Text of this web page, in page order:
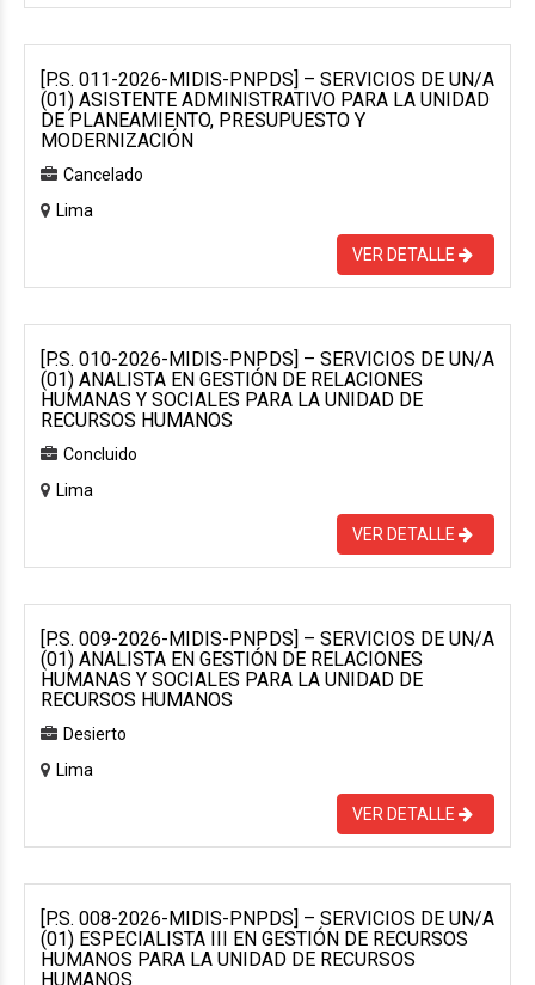
[P.S. 011-2026-MIDIS-PNPDS] – SERVICIOS DE UN/A
(01) ASISTENTE ADMINISTRATIVO PARA LA UNIDAD
DE PLANEAMIENTO, PRESUPUESTO Y
MODERNIZACIÓN
Cancelado
Lima
VER DETALLE
[P.S. 010-2026-MIDIS-PNPDS] – SERVICIOS DE UN/A
(01) ANALISTA EN GESTIÓN DE RELACIONES
HUMANAS Y SOCIALES PARA LA UNIDAD DE
RECURSOS HUMANOS
Concluido
Lima
VER DETALLE
[P.S. 009-2026-MIDIS-PNPDS] – SERVICIOS DE UN/A
(01) ANALISTA EN GESTIÓN DE RELACIONES
HUMANAS Y SOCIALES PARA LA UNIDAD DE
RECURSOS HUMANOS
Desierto
Lima
VER DETALLE
[P.S. 008-2026-MIDIS-PNPDS] – SERVICIOS DE UN/A
(01) ESPECIALISTA III EN GESTIÓN DE RECURSOS
HUMANOS PARA LA UNIDAD DE RECURSOS
HUMANOS